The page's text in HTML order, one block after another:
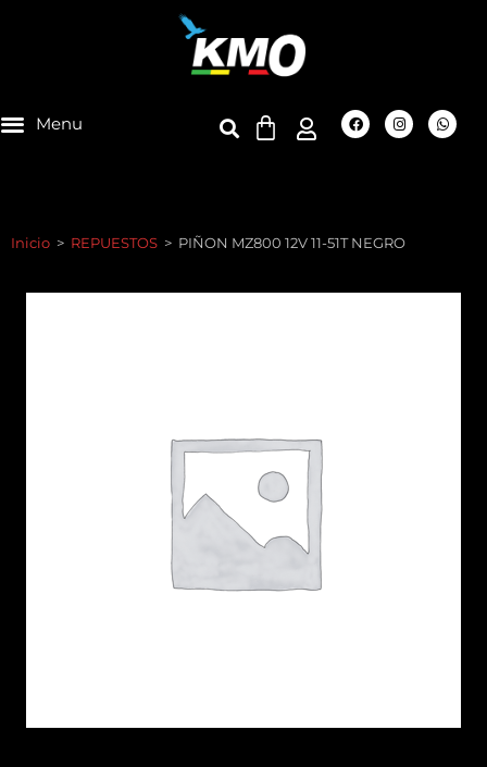
Inicio > REPUESTOS > PIÑON MZ800 12V 11-51T NEGRO